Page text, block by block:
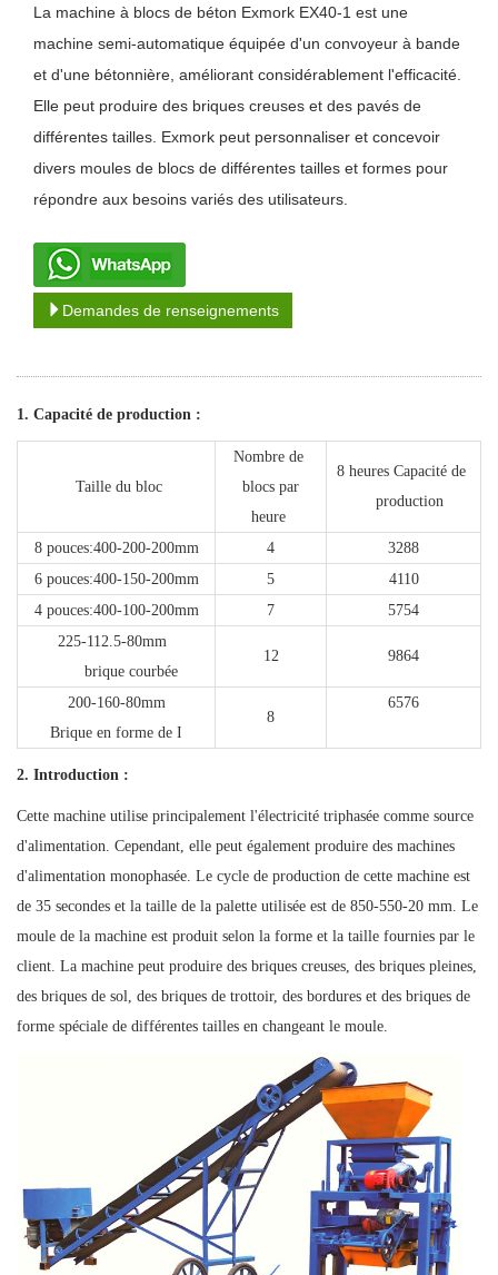
La machine à blocs de béton Exmork EX40-1 est une
machine semi-automatique équipée d'un convoyeur à bande
et d'une bétonnière, améliorant considérablement l'efficacité.
Elle peut produire des briques creuses et des pavés de
différentes tailles. Exmork peut personnaliser et concevoir
divers moules de blocs de différentes tailles et formes pour
répondre aux besoins variés des utilisateurs.
Demandes de renseignements
1. Capacité de production :
Taille du bloc
Nombre de
blocs par
heure
8 heures Capacité de
production
8 pouces:400-200-200mm 4
3288
6 pouces:400-150-200mm
5
4110
4 pouces:400-100-200mm
7
5754
225-112.5-80mm
brique courbée
12 9864
200-160-80mm
Brique en forme de I
8
6576
2. Introduction :
Cette machine utilise principalement l'électricité triphasée comme source
d'alimentation. Cependant, elle peut également produire des machines
d'alimentation monophasée. Le cycle de production de cette machine est
de 35 secondes et la taille de la palette utilisée est de 850-550-20 mm. Le
moule de la machine est produit selon la forme et la taille fournies par le
client. La machine peut produire des briques creuses, des briques pleines,
des briques de sol, des briques de trottoir, des bordures et des briques de
forme spéciale de différentes tailles en changeant le moule.